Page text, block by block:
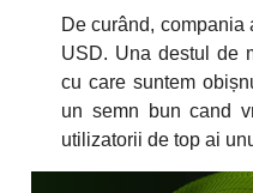
De curând, compania
USD. Una destul de
cu care suntem
un semn bun cand
utilizatorii de top ai